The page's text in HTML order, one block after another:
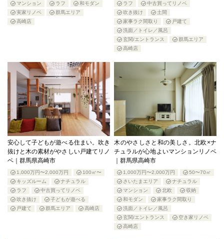
マンション
ラフ
和モダン
実家リノベ
群馬エリア
高崎店
ラフ
中古買ってリノベ
吹き抜け
土間
家事ラク間取り
戸建て
洗面／トイレ／風呂
玄関/エントランス
群馬エリア
高崎店
安心して子どもが遊べる住まい。吹き
抜けと木の素材がやさしい戸建てリノ
ベ｜群馬県高崎市
1,000万円〜2,000万円
100㎡〜
キッズルーム
ナチュラル
ラフ
中古買ってリノベ
吹き抜け
子どもが遊べる
戸建て
群馬エリア 高崎店
木のやさしさと和の美しさ。北欧×ナ
チュラルが心地よいマンションリノベ
｜群馬県高崎市
1,000万円〜2,000万円
50〜70㎡
さいたまエリア
ナチュラル
マンション
北欧
収納
和モダン
家事ラク間取り
洗面／トイレ／風呂
玄関/エントランス
空き家リノベ
高崎店